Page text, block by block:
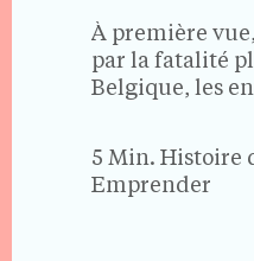
À première
par la fatalité
Belgique, les
5 Min. Histoire
Emprender